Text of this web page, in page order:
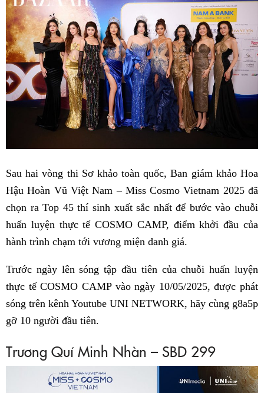
Sau hai vòng thi Sơ khảo toàn quốc, Ban giám khảo Hoa
Hậu Hoàn Vũ Việt Nam – Miss Cosmo Vietnam 2025 đã
chọn ra Top 45 thí sinh xuất sắc nhất để bước vào chuỗi
huấn luyện thực tế COSMO CAMP, điểm khởi đầu của
hành trình chạm tới vương miện danh giá.
Trước ngày lên sóng tập đầu tiên của chuỗi huấn luyện
thực tế COSMO CAMP vào ngày 10/05/2025, được phát
sóng trên kênh Youtube UNI NETWORK, hãy cùng g8a5p
gỡ 10 người đầu tiên.
Trương Quí Minh Nhàn – SBD 299